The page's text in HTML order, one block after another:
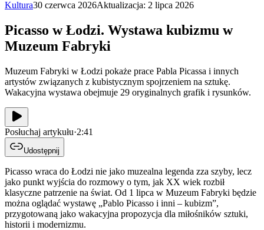
Kultura30 czerwca 2026Aktualizacja: 2 lipca 2026
Picasso w Łodzi. Wystawa kubizmu w
Muzeum Fabryki
Muzeum Fabryki w Łodzi pokaże prace Pabla Picassa i innych
artystów związanych z kubistycznym spojrzeniem na sztukę.
Wakacyjna wystawa obejmuje 29 oryginalnych grafik i rysunków.
Posłuchaj artykułu·2:41
Udostępnij
Picasso wraca do Łodzi nie jako muzealna legenda zza szyby, lecz
jako punkt wyjścia do rozmowy o tym, jak XX wiek rozbił
klasyczne patrzenie na świat. Od 1 lipca w Muzeum Fabryki będzie
można oglądać wystawę „Pablo Picasso i inni – kubizm”,
przygotowaną jako wakacyjna propozycja dla miłośników sztuki,
historii i modernizmu.